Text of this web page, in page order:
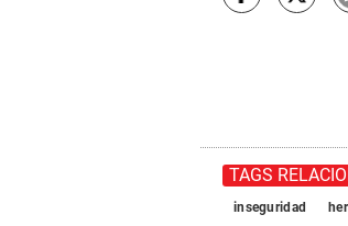
TAGS
inseguridad